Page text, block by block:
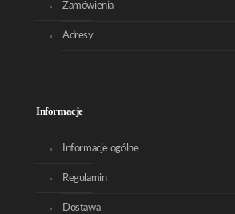
Zamówienia
Adresy
Informacje
Informacje ogólne
Regulamin
Dostawa